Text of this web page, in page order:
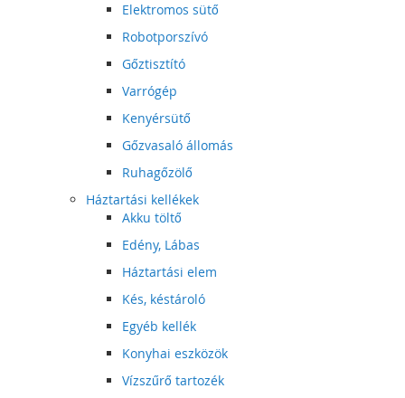
Elektromos sütő
Robotporszívó
Gőztisztító
Varrógép
Kenyérsütő
Gőzvasaló állomás
Ruhagőzölő
Háztartási kellékek
Akku töltő
Edény, Lábas
Háztartási elem
Kés, késtároló
Egyéb kellék
Konyhai eszközök
Vízszűrő tartozék